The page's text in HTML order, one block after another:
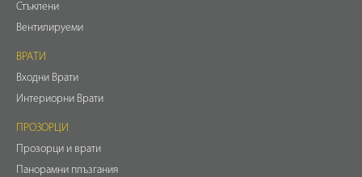
Стъклени
Вентилируеми
ВРАТИ
Входни Врати
Интериорни Врати
ПРОЗОРЦИ
Прозорци и врати
Панорамни плъзгания